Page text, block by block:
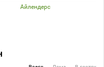
Айлендерс